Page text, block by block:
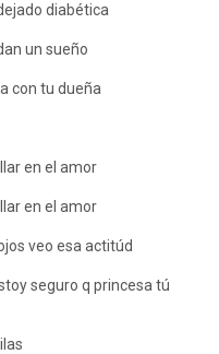
diabética
un sueño
con tu dueña
en el amor
en el amor
veo esa actitúd
seguro q princesa tú